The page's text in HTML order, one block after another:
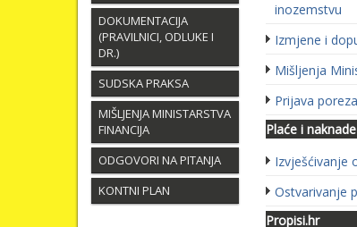
DOKUMENTACIJA
(PRAVILNICI, ODLUKE I
DR.)
SUDSKA PRAKSA
MIŠLJENJA MINISTARSTVA
FINANCIJA
ODGOVORI NA PITANJA
KONTNI PLAN
inozemstvu
Izmjene i
Mišljenja
Prijava
Plaće i naknade
Izvješćivanje
Ostvarivanje
Propisi.hr